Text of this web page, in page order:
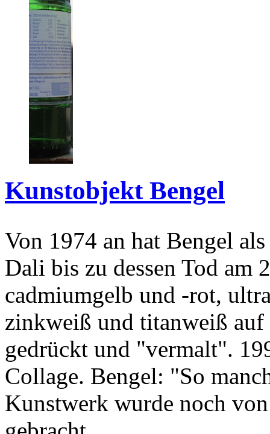
Kunstobjekt Bengel
Von 1974 an hat Bengel
Dali bis zu dessen Tod am
cadmiumgelb und -rot,
zinkweiß und titanweiß
gedrückt und "vermalt".
Collage. Bengel: "So
Kunstwerk wurde noch